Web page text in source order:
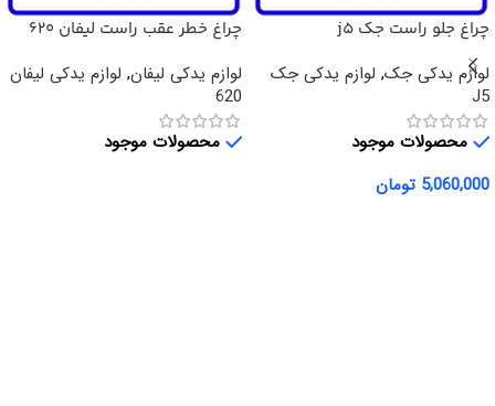
چراغ جلو راست جک j5
لوازم یدکی جک, لوازم یدکی جک
J5
محصولات موجود
5,060,000 تومان
چراغ خطر عقب راست لیفان 620
لوازم یدکی لیفان, لوازم یدکی لیفان
620
محصولات موجود